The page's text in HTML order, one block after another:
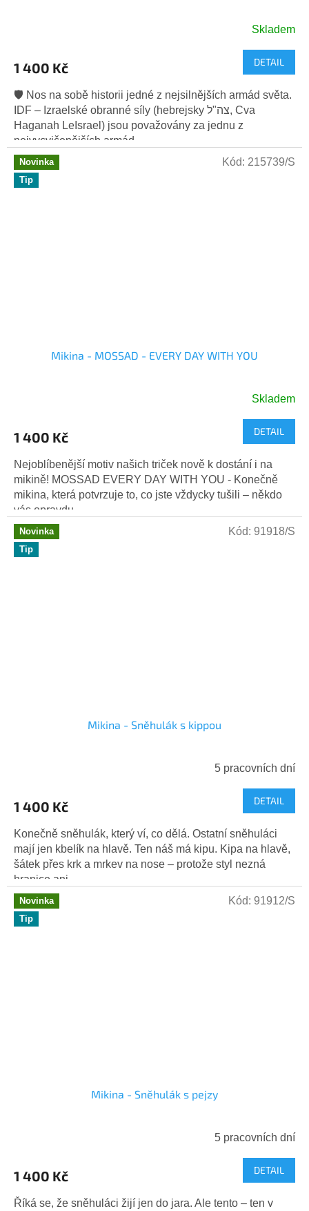
Skladem
1 400 Kč DETAIL
🛡️ Nos na sobě historii jedné z nejsilnějších armád světa.
IDF – Izraelské obranné síly (hebrejsky צה"ל, Cva
Haganah LeIsrael) jsou považovány za jednu z
nejvycvičenějších armád...
Novinka
Tip
Mikina - MOSSAD - EVERY DAY WITH YOU
Skladem
1 400 Kč DETAIL
Nejoblíbenější motiv našich triček nově k dostání i na
mikině! MOSSAD EVERY DAY WITH YOU - Konečně
mikina, která potvrzuje to, co jste vždycky tušili – někdo
vás opravdu...
Kód: 215739/S
Novinka
Tip
Mikina - Sněhulák s kippou
5 pracovních dní
1 400 Kč DETAIL
Konečně sněhulák, který ví, co dělá. Ostatní sněhuláci
mají jen kbelík na hlavě. Ten náš má kipu. Kipa na hlavě,
šátek přes krk a mrkev na nose – protože styl nezná
hranice ani...
Kód: 91918/S
Novinka
Tip
Mikina - Sněhulák s pejzy
5 pracovních dní
1 400 Kč DETAIL
Říká se, že sněhuláci žijí jen do jara. Ale tento – ten v
Kód: 91912/S